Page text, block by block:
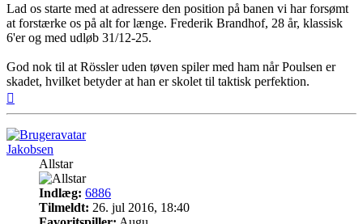
Lad os starte med at adressere den position på banen vi har forsømt
at forstærke os på alt for længe. Frederik Brandhof, 28 år, klassisk
6'er og med udløb 31/12-25.
God nok til at Rössler uden tøven spiler med ham når Poulsen er
skadet, hvilket betyder at han er skolet til taktisk perfektion.
Jakobsen
Allstar
Indlæg: 6886
Tilmeldt: 26. jul 2016, 18:40